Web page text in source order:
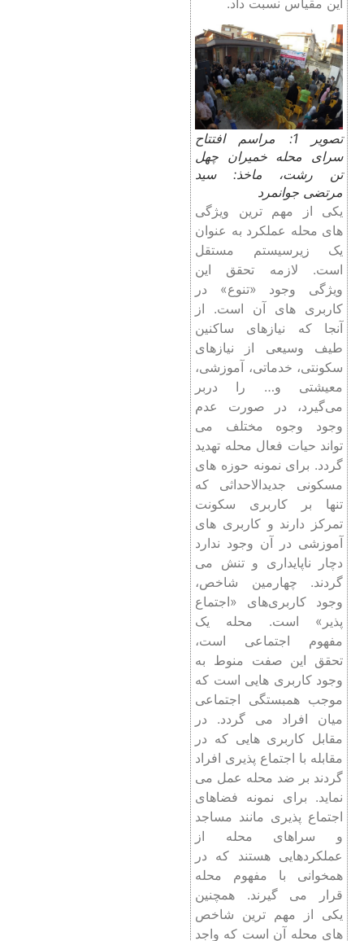
تصویر 1: مراسم افتتاح
سرای محله خمیران چهل
تن رشت، ماخذ: سید
مرتضی جوانمرد
یکی از مهم‌ ترین ویژگی
‌های محله عملکرد به عنوان
یک زیرسیستم مستقل
است. لازمه تحقق این
ویژگی وجود «تنوع» در
کاربری ‌های آن است. از
آنجا که نیازهای ساکنین
طیف وسیعی از نیازهای
سکونتی، خدماتی، آموزشی،
معیشتی و… را دربر
می‌گیرد، در صورت عدم
وجود وجوه مختلف می
‌تواند حیات فعال محله تهدید
گردد. برای نمونه حوزه‌ های
مسکونی جدیدالاحداثی که
تنها بر کاربری سکونت
تمرکز دارند و کاربری ‌های
آموزشی در آن وجود ندارد
دچار ناپایداری و تنش می
‌گردند. چهارمین شاخص،
وجود کاربری‌های «اجتماع‌
پذیر» است. محله یک
مفهوم اجتماعی است،
تحقق این صفت منوط به
وجود کاربری‌ هایی است که
موجب همبستگی اجتماعی
میان افراد می ‌گردد. در
مقابل کاربری ‌هایی که در
مقابله با اجتماع‌ پذیری افراد
گردند بر ضد محله عمل می‌
نماید. برای نمونه فضاهای
اجتماع ‌پذیری مانند مساجد
و سراهای محله از
عملکردهایی هستند که در
همخوانی با مفهوم محله
قرار می ‌گیرند. همچنین
یکی از مهم‌ ترین شاخص
‌های محله آن است که واجد